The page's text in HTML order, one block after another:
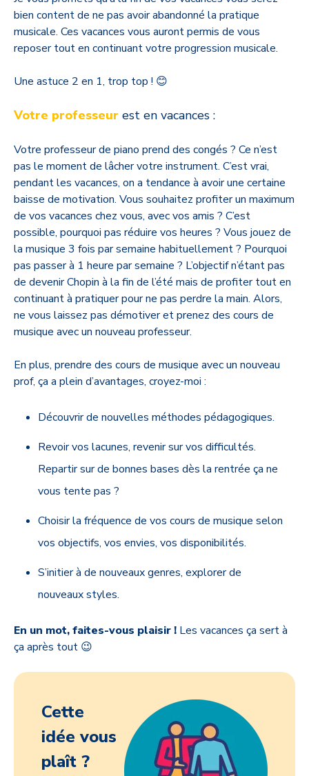
bien content de ne pas avoir abandonné la pratique
musicale. Ces vacances vous auront permis de vous
reposer tout en continuant votre progression musicale.
Une astuce 2 en 1, trop top ! 😊
Votre professeur est en vacances :
Votre professeur de piano prend des congés ? Ce n’est
pas le moment de lâcher votre instrument. C’est vrai,
pendant les vacances, on a tendance à avoir une certaine
baisse de motivation. Vous souhaitez profiter un maximum
de vos vacances chez vous, avec vos amis ? C’est
possible, pourquoi pas réduire vos heures ? Vous jouez de
la musique 3 fois par semaine habituellement ? Pourquoi
pas passer à 1 heure par semaine ? L’objectif n’étant pas
de devenir Chopin à la fin de l’été mais de profiter tout en
continuant à pratiquer pour ne pas perdre la main. Alors,
ne vous laissez pas démotiver et prenez des cours de
musique avec un nouveau professeur.
En plus, prendre des cours de musique avec un nouveau
prof, ça a plein d’avantages, croyez-moi :
Découvrir de nouvelles méthodes pédagogiques.
Revoir vos lacunes, revenir sur vos difficultés.
Repartir sur de bonnes bases dès la rentrée ça ne
vous tente pas ?
Choisir la fréquence de vos cours de musique selon
vos objectifs, vos envies, vos disponibilités.
S’initier à de nouveaux genres, explorer de
nouveaux styles.
En un mot, faites-vous plaisir ! Les vacances ça sert à
ça après tout 😉
Cette
idée vous
plaît ?